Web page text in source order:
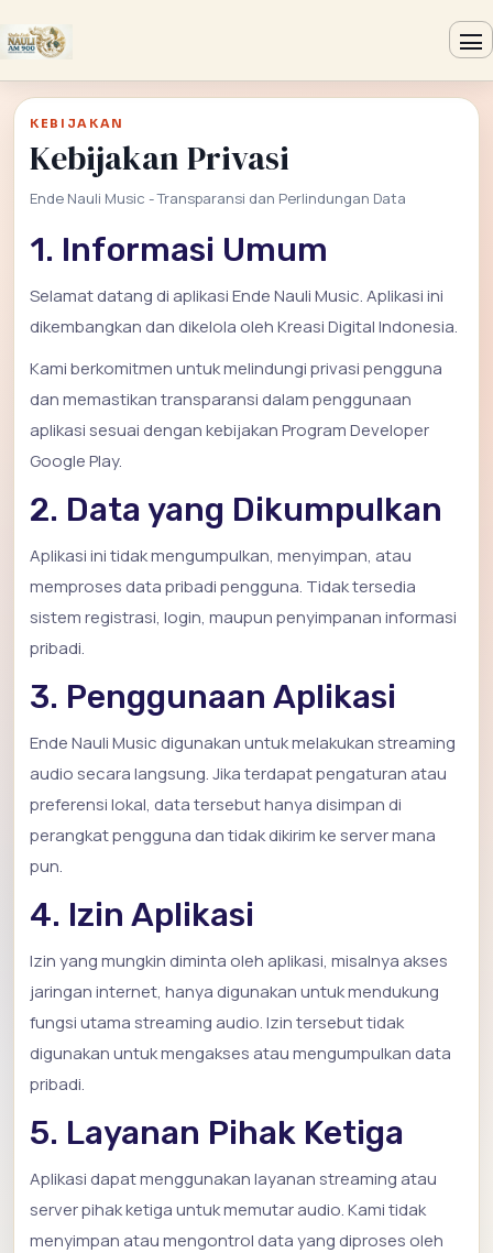
KEBIJAKAN
Kebijakan Privasi
Ende Nauli Music - Transparansi dan Perlindungan Data
1. Informasi Umum
Selamat datang di aplikasi Ende Nauli Music. Aplikasi ini
dikembangkan dan dikelola oleh Kreasi Digital Indonesia.
Kami berkomitmen untuk melindungi privasi pengguna
dan memastikan transparansi dalam penggunaan
aplikasi sesuai dengan kebijakan Program Developer
Google Play.
2. Data yang Dikumpulkan
Aplikasi ini tidak mengumpulkan, menyimpan, atau
memproses data pribadi pengguna. Tidak tersedia
sistem registrasi, login, maupun penyimpanan informasi
pribadi.
3. Penggunaan Aplikasi
Ende Nauli Music digunakan untuk melakukan streaming
audio secara langsung. Jika terdapat pengaturan atau
preferensi lokal, data tersebut hanya disimpan di
perangkat pengguna dan tidak dikirim ke server mana
pun.
4. Izin Aplikasi
Izin yang mungkin diminta oleh aplikasi, misalnya akses
jaringan internet, hanya digunakan untuk mendukung
fungsi utama streaming audio. Izin tersebut tidak
digunakan untuk mengakses atau mengumpulkan data
pribadi.
5. Layanan Pihak Ketiga
Aplikasi dapat menggunakan layanan streaming atau
server pihak ketiga untuk memutar audio. Kami tidak
menyimpan atau mengontrol data yang diproses oleh